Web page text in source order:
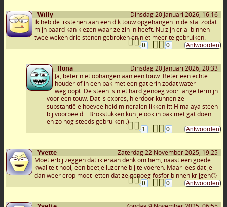
Willy
Dinsdag 20 Januari 2026, 16:16
Ik heb de likstenen aan een dik touw opgehangen in de stal zodat
mijn paard kan kiezen waar ze zin in heeft. Nu zijn er al binnen
twee weken drie stenen gebroken en niet meer te gebruiken.
0
0
Ilona
Dinsdag 20 Januari 2026, 20:33
Ja, beter niet ophangen aan een touw. Beter een echte
houder of in een bak met een gat erin zodat water
wegloopt. De steen is niet hard genoeg voor lange termijn
voor een touw. Dat is expres, hierdoor kunnen ze
substantiële hoeveelheid mineralen likken itt Himalaya steen
bij voorbeeld... Brokstukken kun je ook in bak met gat doen
en zo nog steeds gebruiken :)
1
0
Yvette
Zaterdag 22 November 2025, 19:25
Moet erbij zeggen dat ik eraan denk om hem, naast een goede
kwaliteit hooi, een beetje luzerne bij te voeren. Maar lees dat je
dan weer erop moet letten dat ze genoeg fosfor binnen krijgen🙄
0
0